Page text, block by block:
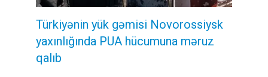
Türkiyənin yük gəmisi Novorossiysk
yaxınlığında PUA hücumuna məruz
qalıb